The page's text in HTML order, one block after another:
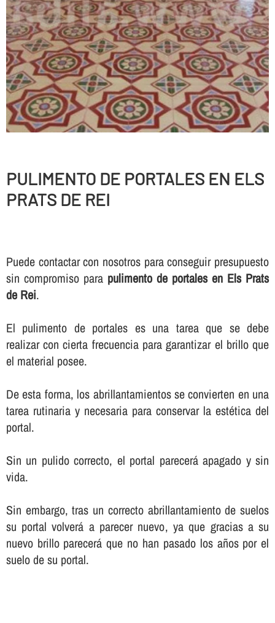
PULIMENTO DE PORTALES EN ELS
PRATS DE REI
Puede contactar con nosotros para conseguir presupuesto
sin compromiso para pulimento de portales en Els Prats
de Rei.
El pulimento de portales es una tarea que se debe
realizar con cierta frecuencia para garantizar el brillo que
el material posee.
De esta forma, los abrillantamientos se convierten en una
tarea rutinaria y necesaria para conservar la estética del
portal.
Sin un pulido correcto, el portal parecerá apagado y sin
vida.
Sin embargo, tras un correcto abrillantamiento de suelos
su portal volverá a parecer nuevo, ya que gracias a su
nuevo brillo parecerá que no han pasado los años por el
suelo de su portal.